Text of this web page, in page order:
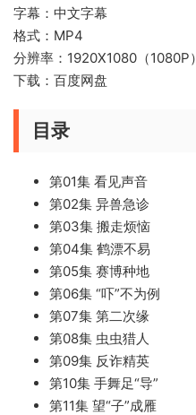
字幕：中文字幕
格式：MP4
分辨率：1920X1080（1080P）
下载：百度网盘
目录
第01集 看见声音
第02集 异兽急诊
第03集 搬走烦恼
第04集 鹤漂不易
第05集 赛博种地
第06集 “吓”不为例
第07集 第二次缘
第08集 虫虫猎人
第09集 反诈精英
第10集 手舞足“导”
第11集 望“子”成雁